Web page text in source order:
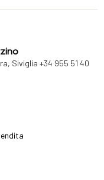
Siviglia +34 955 51 40